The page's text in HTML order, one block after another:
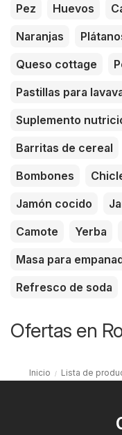
Pez Huevos
Naranjas
Queso cottage
Pastillas para
Suplemento
Barritas de cereal
Bombones
Jamón cocido
Camote
Yerba
Masa para
Refresco de soda
Ofertas en
Inicio Lista de